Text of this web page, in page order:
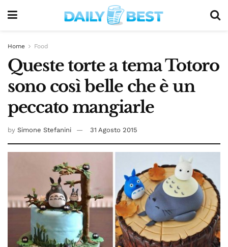
Home Food
Queste torte a tema Totoro
sono così belle che è un
peccato mangiarle
by Simone Stefanini 31 Agosto 2015